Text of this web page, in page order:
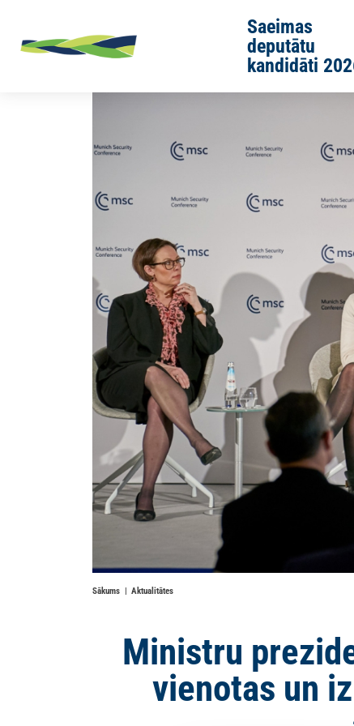
Saeimas
deputātu
kandidāti
Sākums Aktualitātes
Ministru
vienotas un